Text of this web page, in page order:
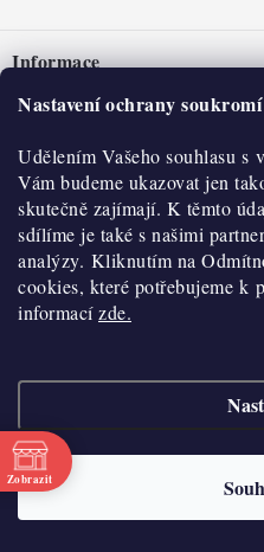
Nastavení ochrany
Udělením Vašeho souhlasu s
Vám budeme ukazovat jen
skutečně zajímají. K těmto
sdílíme je také s našimi
analýzy. Kliknutím na
cookies, které potřebujeme k
informacízde.
pInformace
Nepřevzetí zásilky na dobírku
Obchodní podmínky
Hodnocení obchodu
Blog
Moje objednávka
O nás
Historie
Kontakty
O nákupu
Reklamace a vratky
Výdejní místa
Velkoobchod
Doprava a platba
Copyright 2026
Zobrazit